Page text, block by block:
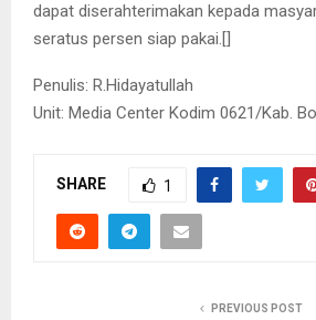
dapat diserahterimakan kepada
seratus persen siap pakai.[]
​Penulis: R.Hidayatullah
Unit: Media Center Kodim 0621/Kab.
SHARE 1
PREVIOUS POST